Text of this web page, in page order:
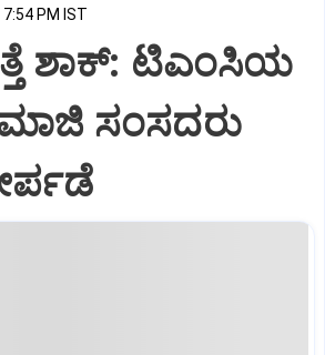
PM IST
ಶಾಕ್: ಟಿಎಂಸಿಯ
ಸಂಸದರು